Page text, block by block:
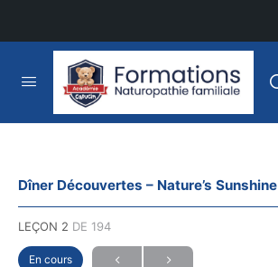
Dîner Découvertes – Nature’s Sunshine
LEÇON 2 DE 194
En cours